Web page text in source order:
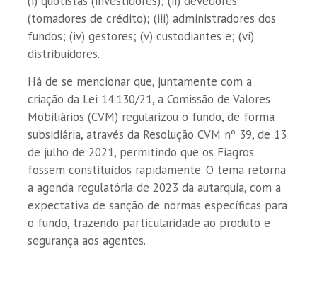
(tomadores de crédito); (iii) administradores dos
fundos; (iv) gestores; (v) custodiantes e; (vi)
distribuidores.
Há de se mencionar que, juntamente com a
criação da Lei 14.130/21, a Comissão de Valores
Mobiliários (CVM) regularizou o fundo, de forma
subsidiária, através da Resolução CVM nº 39, de 13
de julho de 2021, permitindo que os Fiagros
fossem constituídos rapidamente. O tema retorna
a agenda regulatória de 2023 da autarquia, com a
expectativa de sanção de normas específicas para
o fundo, trazendo particularidade ao produto e
segurança aos agentes.